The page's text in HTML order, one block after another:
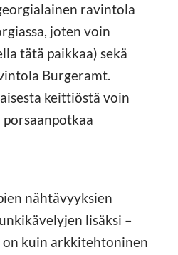
ravintola
joten voin
tätä paikkaa) sekä
Burgeramt.
keittiöstä voin
nähtävyyksien
lisäksi –
on kuin arkkitehtoninen